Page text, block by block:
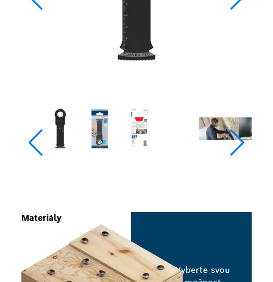
Materiály
Vyberte svou